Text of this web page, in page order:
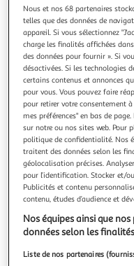
5.0 (8)
PYREX
Plat à four carré
Garantie fabricant: 2
Vous voulez
Nous et nos 68 partenaires
telles que des données de
appareil. Si vous sélectionnez
charge les finalités affichées
des données pour fournir ». Si
désactivées. Si les technologies
certains contenus et annonces
pour vous. Vous pouvez faire
pour retirer votre consentement
mes préférences" en bas de
sur notre ou nos sites web. Pour
politique de confidentialité. Nos
traitent des données selon les
géolocalisation précises.
pour l’identification. Stocker et/
Publicités et contenu
contenu, études d’audience et
Nos équipes ainsi que
données selon les
Liste de nos partenaires